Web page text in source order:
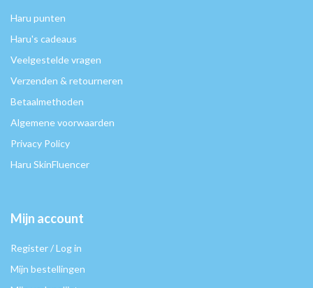
Haru punten
Haru's cadeaus
Veelgestelde vragen
Verzenden & retourneren
Betaalmethoden
Algemene voorwaarden
Privacy Policy
Haru SkinFluencer
Mijn account
Register / Log in
Mijn bestellingen